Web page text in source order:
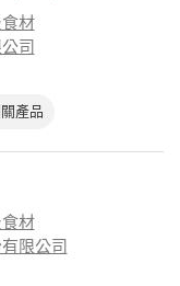
材
司
產品
材
限公司